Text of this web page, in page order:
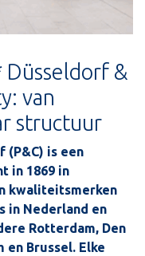
Düsseldorf &
van
structuur
(P&C) is een
in 1869 in
kwaliteitsmerken
in Nederland en
Rotterdam, Den
en Brussel. Elke